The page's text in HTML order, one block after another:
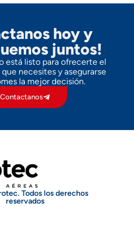
hoy y
juntos!
está listo para ofrecerte el
necesites y asegurarse
la mejor decisión.
Contactanos
Todos los derechos
reservados